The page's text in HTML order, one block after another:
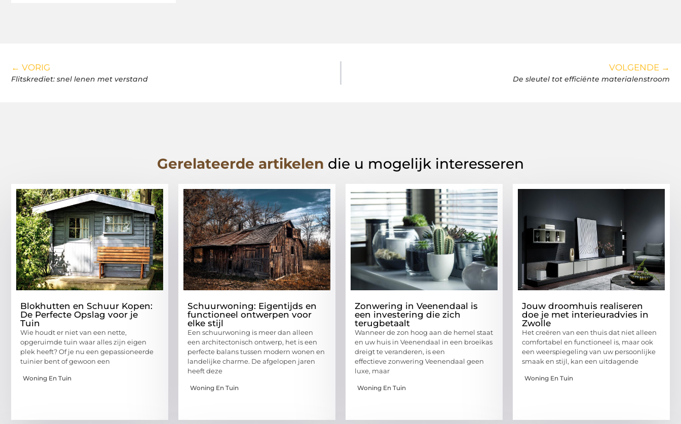
← VORIG
Flitskrediet: snel lenen met verstand
VOLGENDE →
De sleutel tot efficiënte materialenstroom
Gerelateerde artikelen die u mogelijk interesseren
Blokhutten en Schuur Kopen:
De Perfecte Opslag voor je
Tuin
Wie houdt er niet van een nette,
opgeruimde tuin waar alles zijn eigen
plek heeft? Of je nu een gepassioneerde
tuinier bent of gewoon een
Woning En Tuin
Schuurwoning: Eigentijds en
functioneel ontwerpen voor
elke stijl
Een schuurwoning is meer dan alleen
een architectonisch ontwerp, het is een
perfecte balans tussen modern wonen en
landelijke charme. De afgelopen jaren
heeft deze
Woning En Tuin
Zonwering in Veenendaal is
een investering die zich
terugbetaalt
Wanneer de zon hoog aan de hemel staat
en uw huis in Veenendaal in een broeikas
dreigt te veranderen, is een
effectieve zonwering Veenendaal geen
luxe, maar
Woning En Tuin
Jouw droomhuis realiseren
doe je met interieuradvies in
Zwolle
Het creëren van een thuis dat niet alleen
comfortabel en functioneel is, maar ook
een weerspiegeling van uw persoonlijke
smaak en stijl, kan een uitdagende
Woning En Tuin